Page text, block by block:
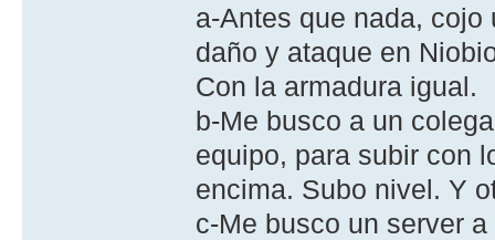
a-Antes que nada,
daño y ataque en
Con la armadura igual.
b-Me busco a un
equipo, para subir con
encima. Subo nivel. Y
c-Me busco un server